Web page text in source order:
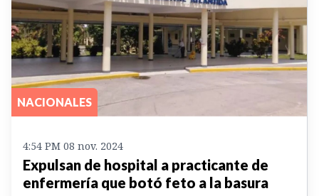
NACIONALES
4:54 PM 08 nov. 2024
Expulsan de hospital a practicante de
enfermería que botó feto a la basura